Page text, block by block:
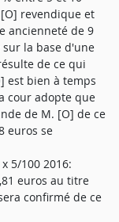
revendique et
ancienneté de 9
la base d'une
de ce qui
est bien à temps
cour adopte que
de M. [O] de ce
euros se
5/100 2016:
euros au titre
confirmé de ce